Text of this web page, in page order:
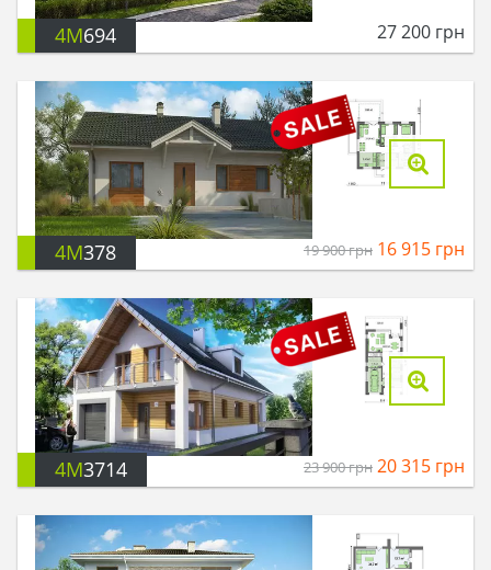
4M694 27 200 грн
4M378 19 900грн 16 915 грн
4M3714 23 900грн 20 315 грн